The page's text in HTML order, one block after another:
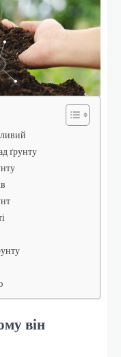
ґрунту
він